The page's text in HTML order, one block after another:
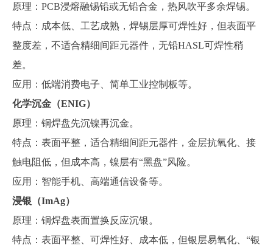
原理： PCB浸熔融锡铅或无铅合金，热风吹平多余焊锡。
特点：成本低、工艺成熟，焊锡层厚可焊性好，但表面平
整度差，不适合精细间距元器件，无铅HASL可焊性稍
差。
应用：低端消费电子、简单工业控制板等。
化学沉金（ENIG）
原理：铜焊盘先沉镍再沉金。
特点：表面平整，适合精细间距元器件，金层抗氧化、接
触电阻低，但成本高，镍层有“黑盘”风险。
应用：智能手机、高端通信设备等。
浸银（ImAg）
原理：铜焊盘表面置换反应沉银。
特点：表面平整、可焊性好、成本低，但银层易氧化、 “银